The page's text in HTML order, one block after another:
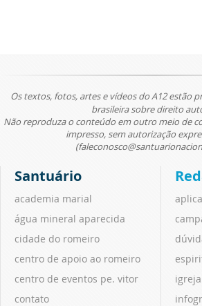
Os textos, fotos, artes e vídeos do A12 estão
brasileira sobre direito
Não reproduza o conteúdo em outro meio de
impresso, sem autorização
Santuário
academia marial
água mineral aparecida
cidade do romeiro
centro de apoio ao romeiro
centro de eventos pe. vitor
contato
igreja